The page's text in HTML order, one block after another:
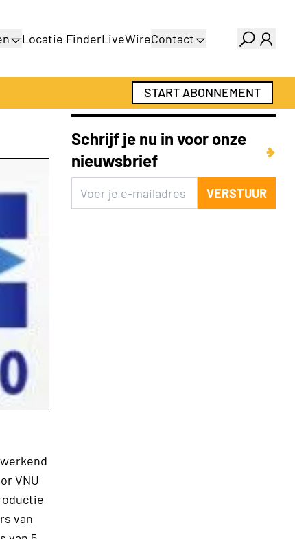
Locatie FinderLiveWireContact
Adverteren
Abonnementen
START ABONNEMENT
VNU
van
Schrijf je nu in voor onze
nieuwsbrief
VERSTUUR